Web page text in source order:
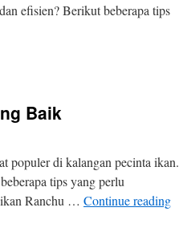
efisien? Berikut beberapa tips
Baik
populer di kalangan pecinta ikan.
tips yang perlu
ikan Ranchu … Continue reading